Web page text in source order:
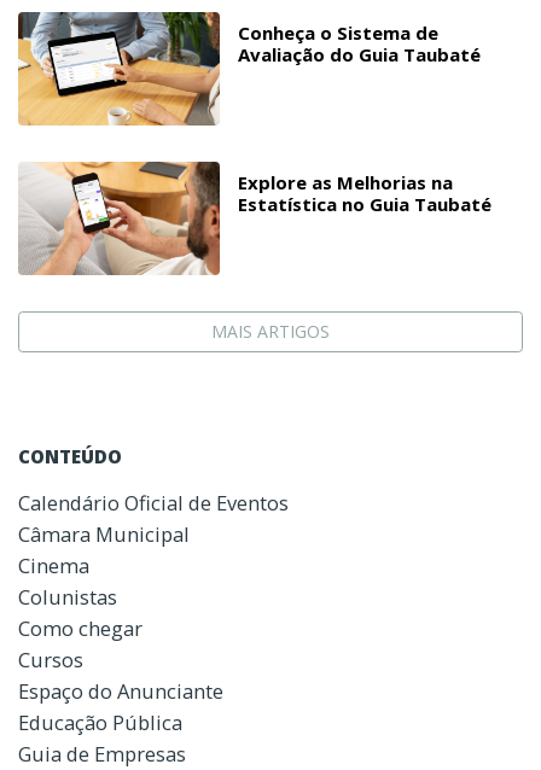
Conheça o Sistema de
Avaliação do Guia Taubaté
Explore as Melhorias na
Estatística no Guia Taubaté
MAIS ARTIGOS
CONTEÚDO
Calendário Oficial de Eventos
Câmara Municipal
Cinema
Colunistas
Como chegar
Cursos
Espaço do Anunciante
Educação Pública
Guia de Empresas